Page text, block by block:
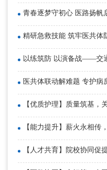
教师教学竞赛
青春逐梦守初心 医路扬
活动圆满落幕
精研急救技能 筑牢医共
升专项行动第一季度培训
以练筑防 以演备战——交
医共体联动解难题 专护病
疮护理会诊
【优质护理】质量筑基，
秀项目评比活动
【能力提升】薪火永相传
落幕
【人才共育】院校协同促